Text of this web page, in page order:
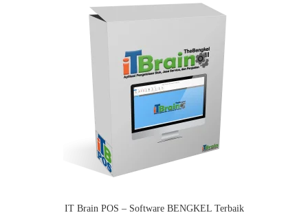
IT Brain POS – Software BENGKEL Terbaik